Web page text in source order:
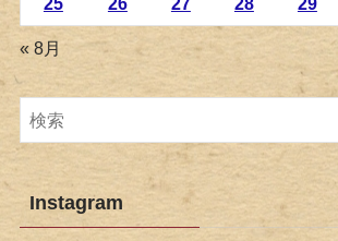
« 8月
Instagram